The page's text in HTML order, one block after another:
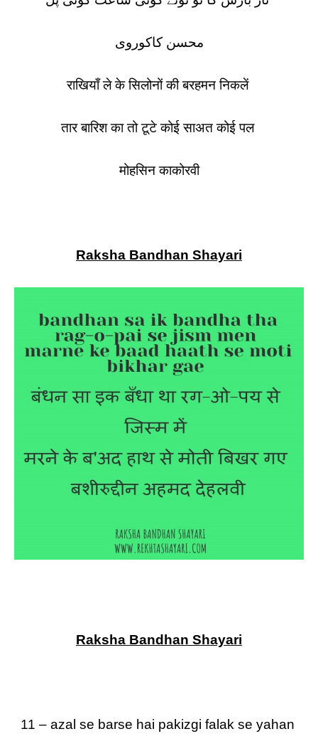
محسن کاکوروی
राखियाँ ले के सिलोनों की बरहमन निकलें
तार बारिश का तो टूटे कोई साअत कोई पल
मोहसिन काकोरवी
Raksha Bandhan Shayari
Raksha Bandhan Shayari
11 – azal se barse hai pakizgi falak se yahan